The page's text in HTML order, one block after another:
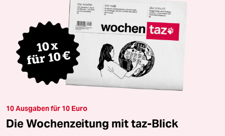
10 Ausgaben für 10 Euro
Die Wochenzeitung mit taz-Blick